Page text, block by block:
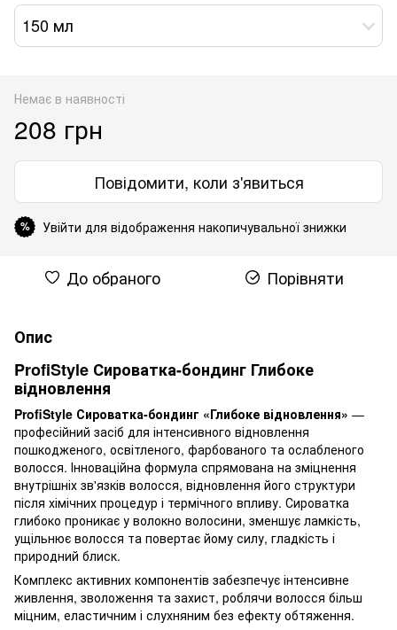
150 мл
Немає в наявності
208 грн
Повідомити, коли з'явиться
% Увійти для відображення накопичувальної знижки
До обраного Порівняти
Опис
ProfiStyle Сироватка-бондинг Глибоке
відновлення
ProfiStyle Сироватка-бондинг «Глибоке відновлення» —
професійний засіб для інтенсивного відновлення
пошкодженого, освітленого, фарбованого та ослабленого
волосся. Інноваційна формула спрямована на зміцнення
внутрішніх зв'язків волосся, відновлення його структури
після хімічних процедур і термічного впливу. Сироватка
глибоко проникає у волокно волосини, зменшує ламкість,
ущільнює волосся та повертає йому силу, гладкість і
природний блиск.
Комплекс активних компонентів забезпечує інтенсивне
живлення, зволоження та захист, роблячи волосся більш
міцним, еластичним і слухняним без ефекту обтяження.